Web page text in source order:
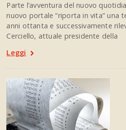
Parte l’avventura del nuovo
nuovo portale “riporta in vita” una
anni ottanta e successivamente
Cerciello, attuale presidente della
Leggi